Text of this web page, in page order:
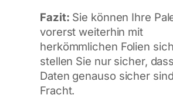
Fazit: Sie können Ihre
vorerst weiterhin mit
herkömmlichen Folien
stellen Sie nur sicher,
Daten genauso sicher
Fracht.